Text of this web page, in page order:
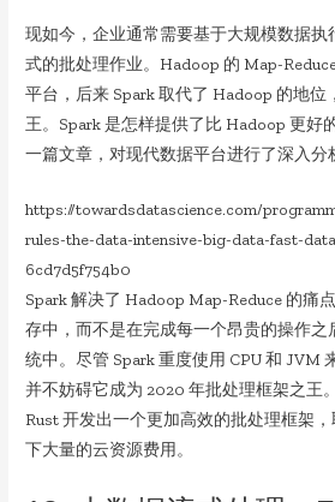
现如今，企业通常需要基于大规模数据执
式的批处理作业。Hadoop 的 Map-
平台，后来 Spark 取代了 Hadoop 的地位
王。Spark 是怎样提供了比 Hadoop 更好
一篇文章，对现代数据平台进行了深入分
https://towardsdatascience.com/
rules-the-data-intensive-big-data-fast-
6cd7d5f754b0
Spark 解决了 Hadoop Map-Reduce 的痛
存中，而不是在完成每一个昂贵的操作之
统中。尽管 Spark 重度使用 CPU 和 JVM
并不妨碍它成为 2020 年批处理框架之王
Rust 开发出一个更加高效的批处理框架
下大量的云资源费用。